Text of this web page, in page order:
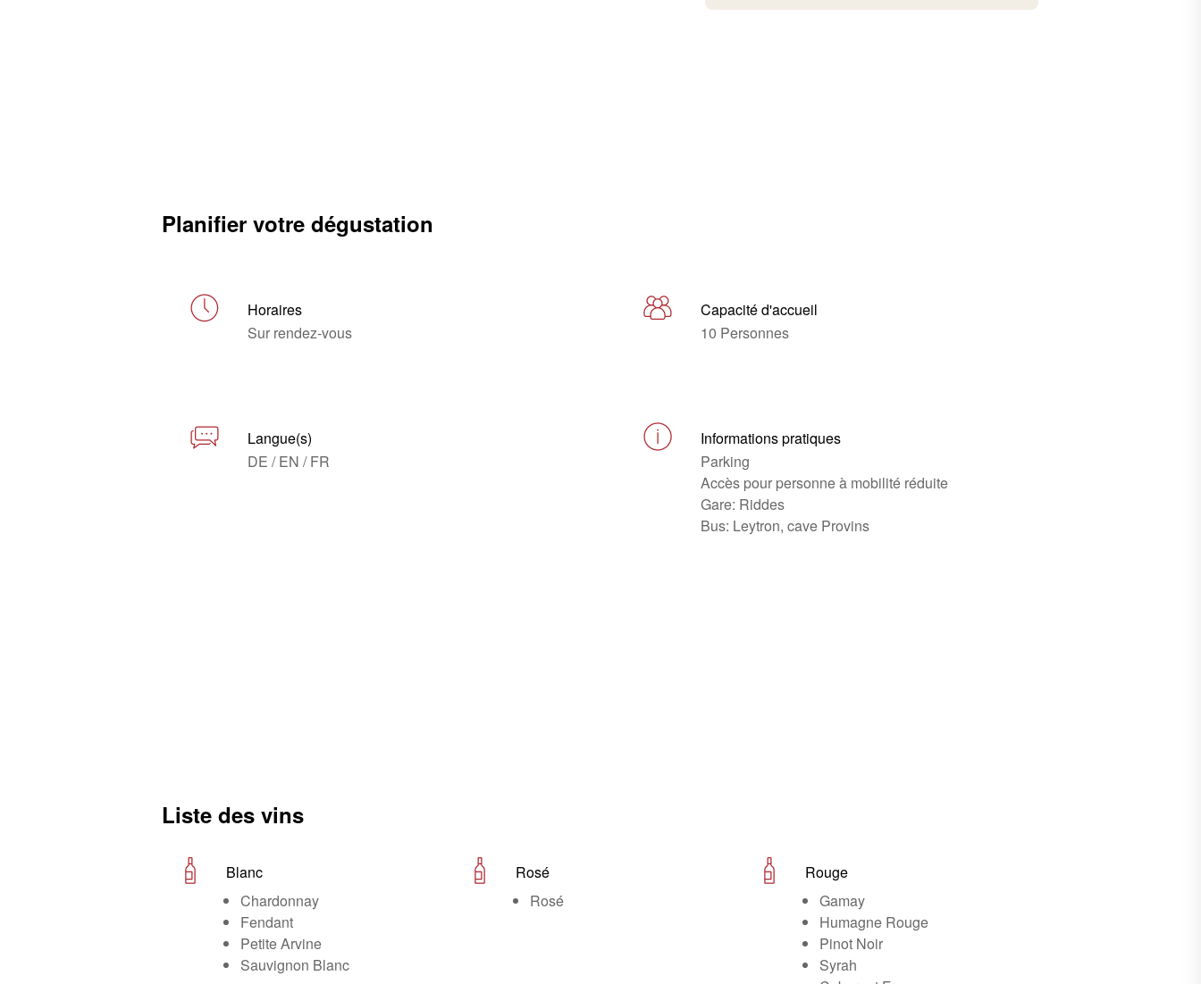
Planifier votre dégustation
Horaires
Sur rendez-vous
Capacité d'accueil
10 Personnes
Langue(s)
DE / EN / FR
Informations pratiques
Parking
Accès pour personne à mobilité réduite
Gare: Riddes
Bus: Leytron, cave Provins
Liste des vins
Blanc
Chardonnay
Fendant
Petite Arvine
Sauvignon Blanc
Rosé
Rosé
Rouge
Gamay
Humagne Rouge
Pinot Noir
Syrah